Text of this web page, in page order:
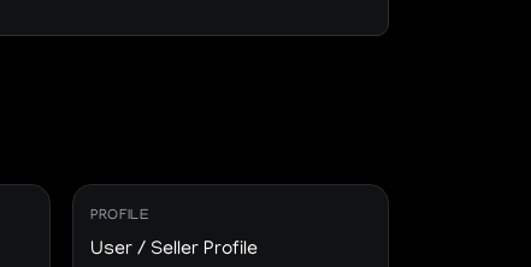
PROFILE
User / Seller Profile